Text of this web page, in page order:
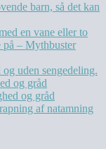
barn, så det kan
en vane eller to
på – Mythbuster
uden sengedeling.
og gråd
og gråd
af natamning